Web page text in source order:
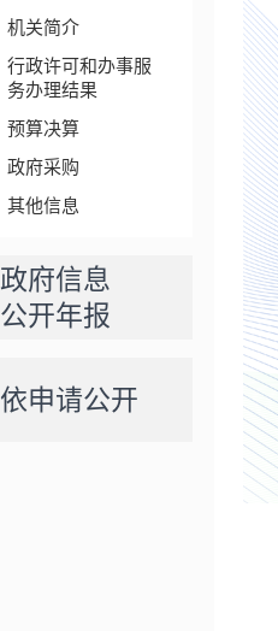
机关简介
行政许可和办事服
务办理结果
预算决算
政府采购
其他信息
政府信息
公开年报
依申请公开